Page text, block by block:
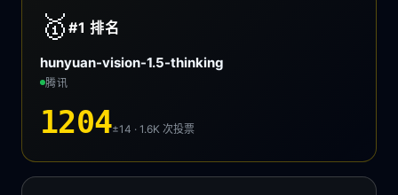
🥇 #1排名
hunyuan-vision-1.5-thinking
腾讯
1204±14 · 1.6K次投票